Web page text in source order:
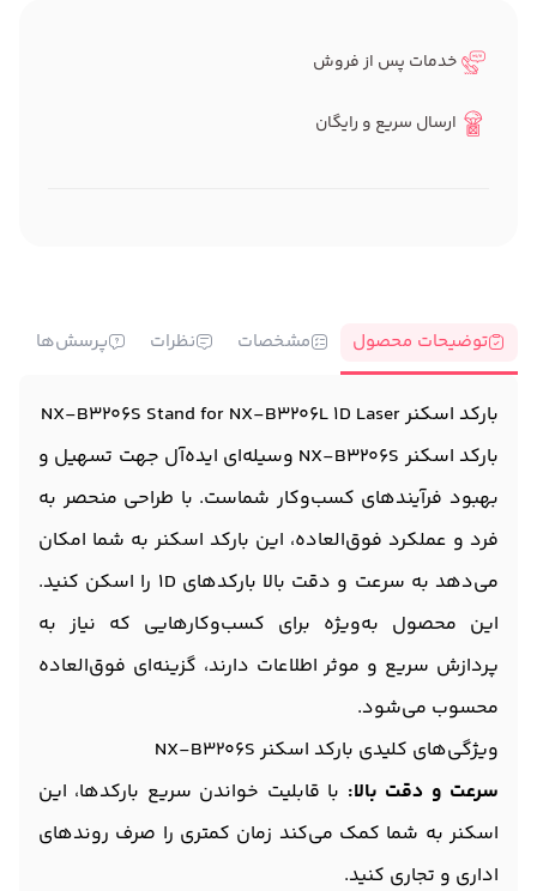
خدمات پس از فروش
ارسال سریع و رایگان
توضیحات محصول مشخصات نظرات پرسش‌ها
بارکد اسکنر NX-B3206S Stand for NX-B3206L 1D Laser
بارکد اسکنر NX-B3206S وسیله‌ای ایده‌آل جهت تسهیل و
بهبود فرآیندهای کسب‌وکار شماست. با طراحی منحصر به
فرد و عملکرد فوق‌العاده، این بارکد اسکنر به شما امکان
می‌دهد به سرعت و دقت بالا بارکدهای 1D را اسکن کنید.
این محصول به‌ویژه برای کسب‌وکارهایی که نیاز به
پردازش سریع و موثر اطلاعات دارند، گزینه‌ای فوق‌العاده
محسوب می‌شود.
ویژگی‌های کلیدی بارکد اسکنر NX-B3206S
سرعت و دقت بالا: با قابلیت خواندن سریع بارکدها، این
اسکنر به شما کمک می‌کند زمان کمتری را صرف روندهای
اداری و تجاری کنید.